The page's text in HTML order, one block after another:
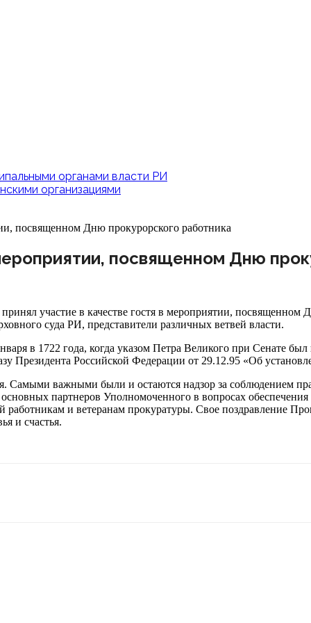
органами власти РИ
организациями
посвященном Дню прокурорского работника
посвященном Дню
участие в качестве гостя в мероприятии,
суда РИ, представители различных ветвей власти.
в 1722 года, когда указом Петра Великого при Сенате
Президента Российской Федерации от 29.12.95 «Об
Самыми важными были и остаются надзор за соблюдением
партнеров Уполномоченного в вопросах
работникам и ветеранам прокуратуры. Свое поздравление
и счастья.